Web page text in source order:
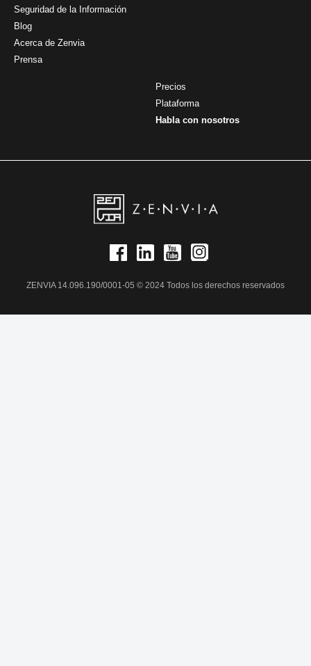
Seguridad de la Información
Blog
Acerca de Zenvia
Prensa
Precios
Plataforma
Habla con nosotros
ZENVIA 14.096.190/0001-05 © 2024 Todos los derechos reservados